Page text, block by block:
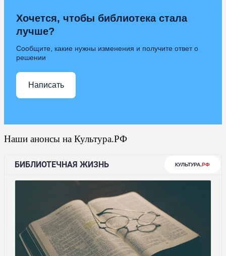
Хочется, чтобы библиотека стала
лучше?
Сообщите, какие нужны изменения и получите ответ о
решении
Написать
Наши анонсы на Культура.РФ